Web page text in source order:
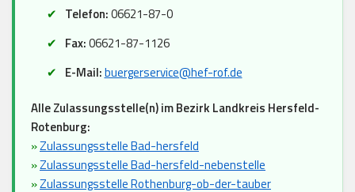
Telefon:06621-87-0
Fax:06621-87-1126
E-Mail:buergerservice@hef-rof.de
Alle Zulassungsstelle(n) im Bezirk Landkreis Hersfeld-
Rotenburg:
»Zulassungsstelle Bad-hersfeld
»Zulassungsstelle Bad-hersfeld-nebenstelle
»Zulassungsstelle Rothenburg-ob-der-tauber